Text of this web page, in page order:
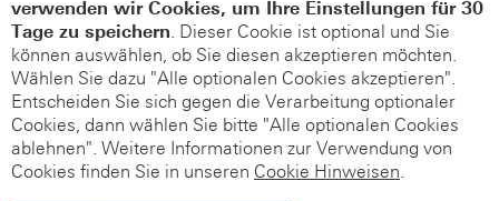
verwenden wir Cookies, um Ihre Einstellungen für 30
Tage zu speichern. Dieser Cookie ist optional und Sie
können auswählen, ob Sie diesen akzeptieren möchten.
Wählen Sie dazu "Alle optionalen Cookies akzeptieren".
Entscheiden Sie sich gegen die Verarbeitung optionaler
Cookies, dann wählen Sie bitte "Alle optionalen Cookies
ablehnen". Weitere Informationen zur Verwendung von
Cookies finden Sie in unseren Cookie Hinweisen.